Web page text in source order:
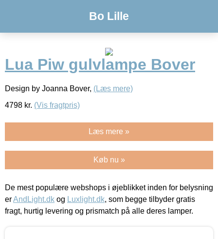
Bo Lille
Lua Piw gulvlampe Bover
Design by Joanna Bover, (Læs mere)
4798 kr. (Vis fragtpris)
Læs mere »
Køb nu »
De mest populære webshops i øjeblikket inden for belysning
erAndLight.dk og Luxlight.dk, som begge tilbyder gratis
fragt, hurtig levering og prismatch på alle deres lamper.